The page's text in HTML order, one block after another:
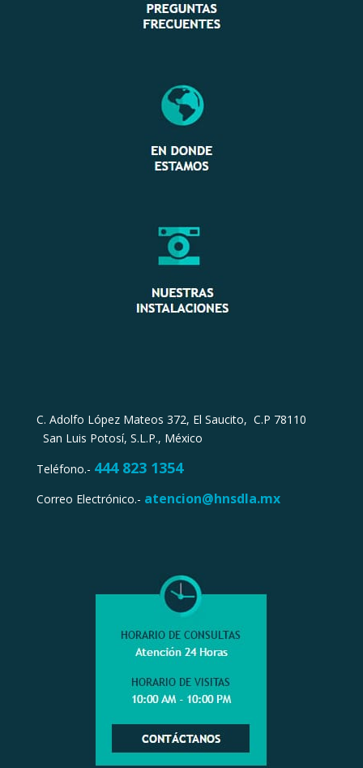
C. Adolfo López Mateos 372, El Saucito, C.P 78110
San Luis Potosí, S.L.P., México
Teléfono.- 444 823 1354
Correo Electrónico.- atencion@hnsdla.mx